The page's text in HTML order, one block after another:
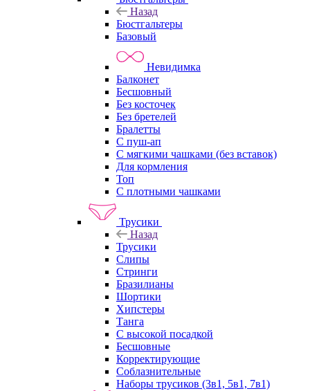
Назад
Бюстгальтеры
Базовый
Невидимка
Балконет
Бесшовный
Без косточек
Без бретелей
Бралетты
С пуш-ап
С мягкими чашками (без вставок)
Для кормления
Топ
С плотными чашками
Трусики
Назад
Трусики
Слипы
Стринги
Бразилианы
Шортики
Хипстеры
Танга
С высокой посадкой
Бесшовные
Корректирующие
Соблазнительные
Наборы трусиков (3в1, 5в1, 7в1)